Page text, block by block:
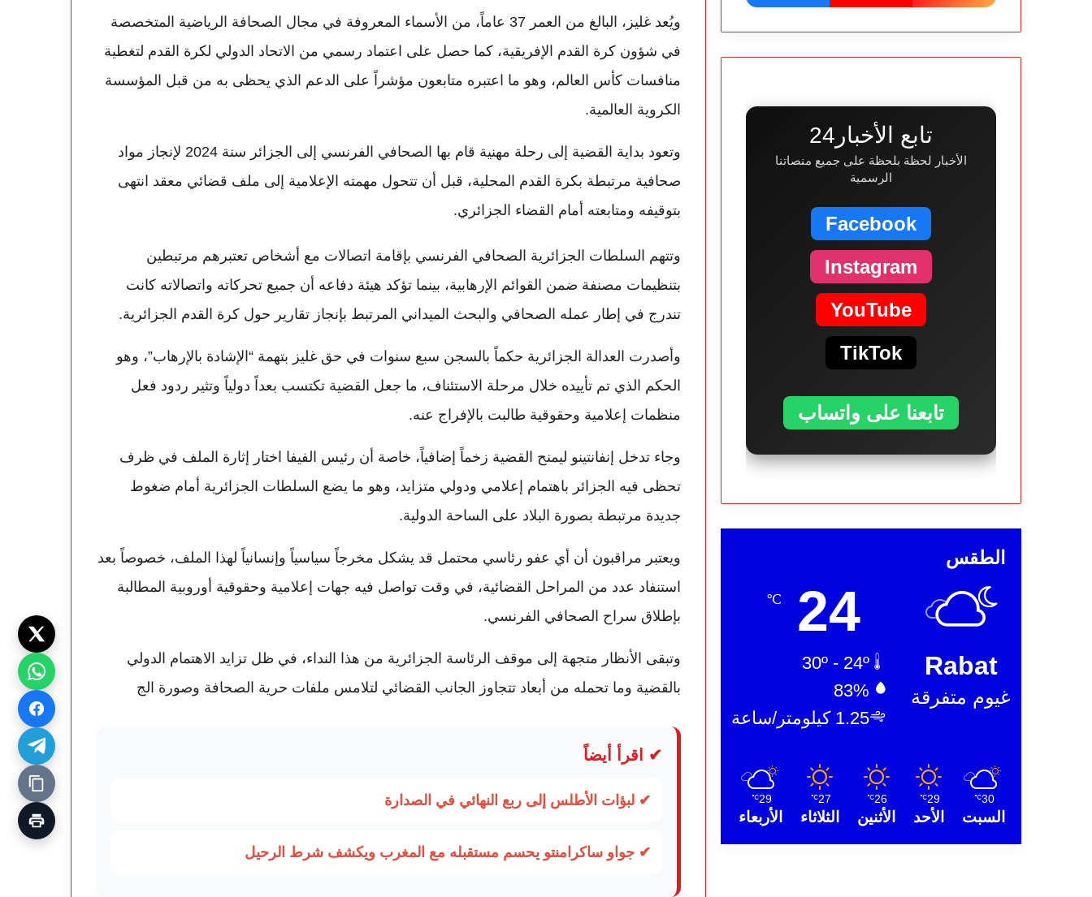
ويُعد غليز، البالغ من العمر 37 عاماً، من الأسماء المعروفة في مجال الصحافة الرياضية المتخصصة
في شؤون كرة القدم الإفريقية، كما حصل على اعتماد رسمي من الاتحاد الدولي لكرة القدم لتغطية
منافسات كأس العالم، وهو ما اعتبره متابعون مؤشراً على الدعم الذي يحظى به من قبل المؤسسة
الكروية العالمية.
وتعود بداية القضية إلى رحلة مهنية قام بها الصحافي الفرنسي إلى الجزائر سنة 2024 لإنجاز مواد
صحافية مرتبطة بكرة القدم المحلية، قبل أن تتحول مهمته الإعلامية إلى ملف قضائي معقد انتهى
بتوقيفه ومتابعته أمام القضاء الجزائري.
وتتهم السلطات الجزائرية الصحافي الفرنسي بإقامة اتصالات مع أشخاص تعتبرهم مرتبطين
بتنظيمات مصنفة ضمن القوائم الإرهابية، بينما تؤكد هيئة دفاعه أن جميع تحركاته واتصالاته كانت
تندرج في إطار عمله الصحافي والبحث الميداني المرتبط بإنجاز تقارير حول كرة القدم الجزائرية.
وأصدرت العدالة الجزائرية حكماً بالسجن سبع سنوات في حق غليز بتهمة “الإشادة بالإرهاب”، وهو
الحكم الذي تم تأييده خلال مرحلة الاستئناف، ما جعل القضية تكتسب بعداً دولياً وتثير ردود فعل
منظمات إعلامية وحقوقية طالبت بالإفراج عنه.
وجاء تدخل إنفانتينو ليمنح القضية زخماً إضافياً، خاصة أن رئيس الفيفا اختار إثارة الملف في ظرف
تحظى فيه الجزائر باهتمام إعلامي ودولي متزايد، وهو ما يضع السلطات الجزائرية أمام ضغوط
جديدة مرتبطة بصورة البلاد على الساحة الدولية.
ويعتبر مراقبون أن أي عفو رئاسي محتمل قد يشكل مخرجاً سياسياً وإنسانياً لهذا الملف، خصوصاً بعد
استنفاد عدد من المراحل القضائية، في وقت تواصل فيه جهات إعلامية وحقوقية أوروبية المطالبة
بإطلاق سراح الصحافي الفرنسي.
وتبقى الأنظار متجهة إلى موقف الرئاسة الجزائرية من هذا النداء، في ظل تزايد الاهتمام الدولي
بالقضية وما تحمله من أبعاد تتجاوز الجانب القضائي لتلامس ملفات حرية الصحافة وصورة الج
✔ اقرأ أيضاً
✔ لبؤات الأطلس إلى ربع النهائي في الصدارة
✔ جواو ساكرامنتو يحسم مستقبله مع المغرب ويكشف شرط الرحيل
تابع الأخبار24
الأخبار لحظة بلحظة على جميع منصاتنا
الرسمية
Facebook
Instagram
YouTube
TikTok
تابعنا على واتساب
الطقس
Rabat
غيوم متفرقة
24
℃
83%
1.25 كيلومتر/ساعة
30
℃
السبت
29
℃
الأحد
26
℃
الأثنين
27
℃
الثلاثاء
29
℃
الأربعاء